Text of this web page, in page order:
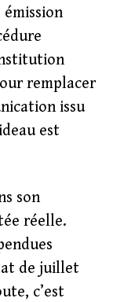
émission
remplacer
issu
est
son
réelle.
de juillet
c’est